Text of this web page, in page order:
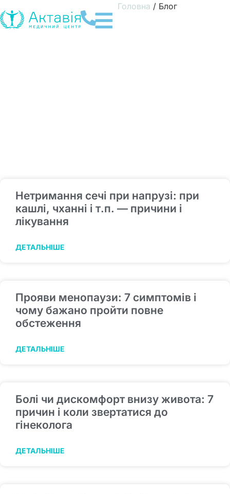
Головна / Блог
Нетримання сечі при напрузі: при
кашлі, чханні і т.п. — причини і
лікування
ДЕТАЛЬНІШЕ
Прояви менопаузи: 7 симптомів і
чому бажано пройти повне
обстеження
ДЕТАЛЬНІШЕ
Болі чи дискомфорт внизу живота: 7
причин і коли звертатися до
гінеколога
ДЕТАЛЬНІШЕ